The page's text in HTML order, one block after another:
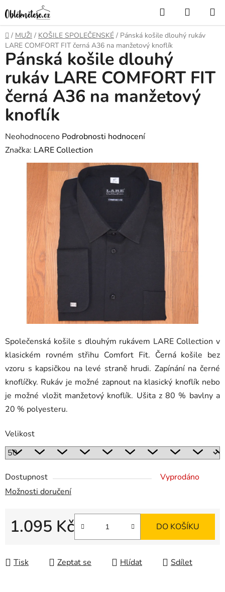
na
obsah
Hledat
KOŠÍK
Domů
/ MUŽI / KOŠILE SPOLEČENSKÉ / Pánská košile dlouhý rukáv
LARE COMFORT FIT černá A36 na manžetový knoflík
Společenská košile s dlouhým rukávem LARE Collection v
klasickém rovném střihu Comfort Fit. Černá košile bez
vzoru s kapsičkou na levé straně hrudi. Zapínání na černé
knoflíčky. Rukáv je možné zapnout na klasický knoflík nebo
je možné vložit manžetový knoflík. Ušita z 80 % bavlny a
20 % polyesteru.
Velikost
Dostupnost
Vyprodáno
Možnosti doručení
1.095 Kč DO KOŠÍKU
Tisk Zeptat se Hlídat Sdílet
Pánská košile dlouhý
rukáv LARE COMFORT FIT
černá A36 na manžetový
knoflík
Průměrné
hodnocení
produktu
hvězdiček.
Neohodnoceno Podrobnosti hodnocení
Značka: LARE Collection